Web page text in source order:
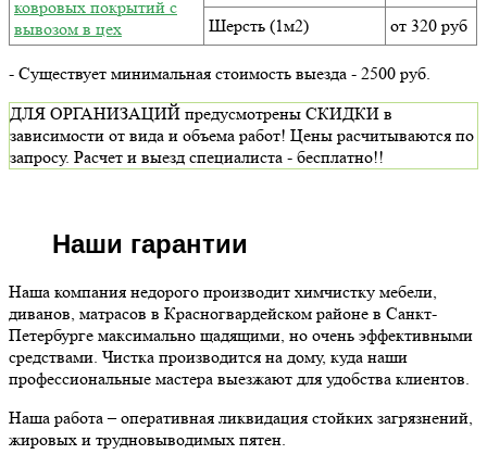
ковровых покрытий с
вывозом в цех
Шерсть (1м2) от 320 руб
- Существует минимальная стоимость выезда - 2500 руб.
ДЛЯ ОРГАНИЗАЦИЙ предусмотрены СКИДКИ в
зависимости от вида и объема работ! Цены расчитываются по
запросу. Расчет и выезд специалиста - бесплатно!!
Наши гарантии
Наша компания недорого производит химчистку мебели,
диванов, матрасов в Красногвардейском районе в Санкт-
Петербурге максимально щадящими, но очень эффективными
средствами. Чистка производится на дому, куда наши
профессиональные мастера выезжают для удобства клиентов.
Наша работа – оперативная ликвидация стойких загрязнений,
жировых и трудновыводимых пятен.